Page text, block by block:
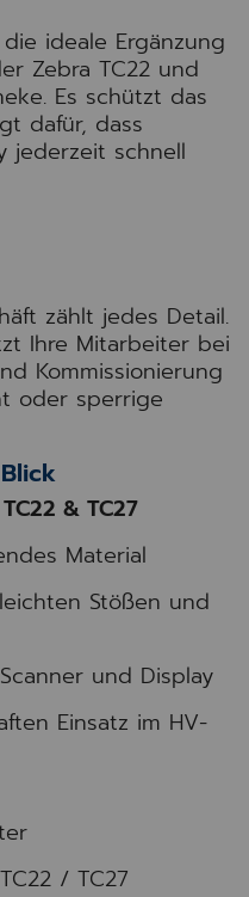
ideale Ergänzung
Zebra TC22 und
Es schützt das
dafür, dass
jederzeit schnell
zählt jedes Detail.
Ihre Mitarbeiter bei
Kommissionierung
oder sperrige
& TC27
Material
Stößen und
und Display
Einsatz im HV-
/ TC27